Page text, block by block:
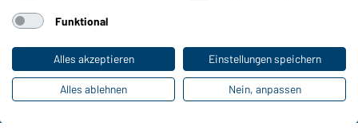
Farben
Online-Kataloge
Zu den Download-Links
Funktional
Alles akzeptieren Einstellungen speichern
Alles ablehnen Nein, anpassen